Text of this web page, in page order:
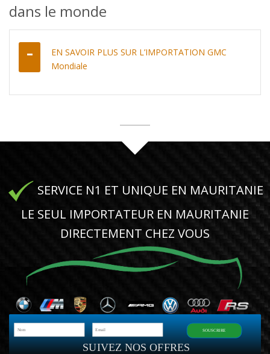
dans le monde
EN SAVOIR PLUS SUR L’IMPORTATION GMC
Mondiale
SERVICE N1 ET UNIQUE EN MAURITANIE
LE SEUL IMPORTATEUR EN MAURITANIE
DIRECTEMENT CHEZ VOUS
SUIVEZ NOS OFFRES
SOUSCRIRE